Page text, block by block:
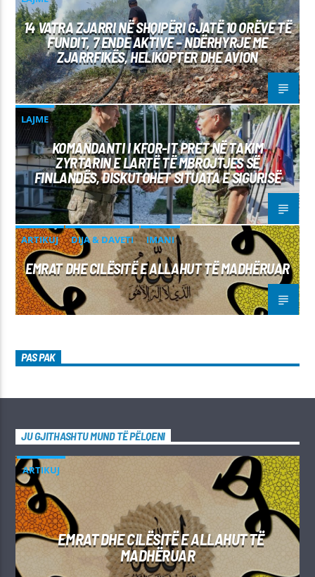
14 VATRA ZJARRI NË SHQIPËRI GJATË 10 ORËVE TË
FUNDIT, 7 ENDE AKTIVE – NDËRHYRJE ME
ZJARRFIKËS, HELIKOPTER DHE AVION
LAJME
KOMANDANTI I KFOR-IT PRET NË TAKIM
ZYRTARIN E LARTË TË MBROJTJES SË
FINLANDËS, DISKUTOHET SITUATA E SIGURISË
ARTIKUJ DIJA & DAVETI IMANI
EMRAT DHE CILËSITË E ALLAHUT TË MADHËRUAR
PAS PAK
JU GJITHASHTU MUND TË PËLQENI
ARTIKUJ
EMRAT DHE CILËSITË E ALLAHUT TË
MADHËRUAR